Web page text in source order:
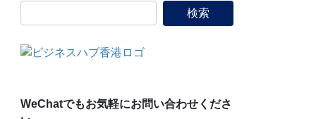
WeChatでもお気軽にお問い合わせくださ